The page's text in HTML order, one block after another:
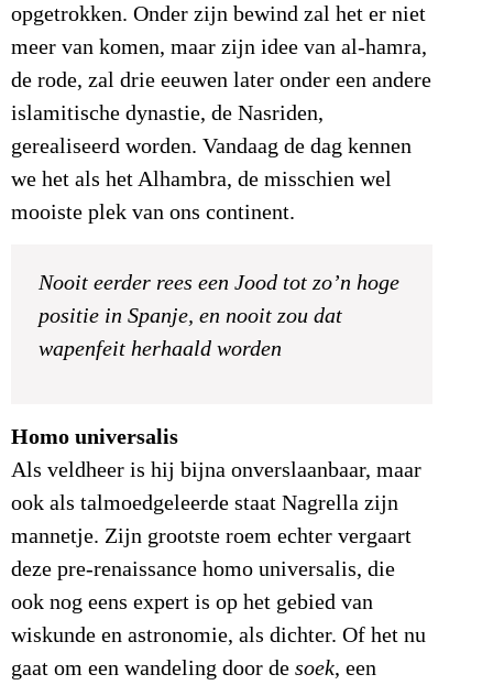
opgetrokken. Onder zijn bewind zal het er niet
meer van komen, maar zijn idee van al-hamra,
de rode, zal drie eeuwen later onder een andere
islamitische dynastie, de Nasriden,
gerealiseerd worden. Vandaag de dag kennen
we het als het Alhambra, de misschien wel
mooiste plek van ons continent.
Nooit eerder rees een Jood tot zo’n hoge
positie in Spanje, en nooit zou dat
wapenfeit herhaald worden
Homo universalis
Als veldheer is hij bijna onverslaanbaar, maar
ook als talmoedgeleerde staat Nagrella zijn
mannetje. Zijn grootste roem echter vergaart
deze pre-renaissance homo universalis, die
ook nog eens expert is op het gebied van
wiskunde en astronomie, als dichter. Of het nu
gaat om een wandeling door de soek, een